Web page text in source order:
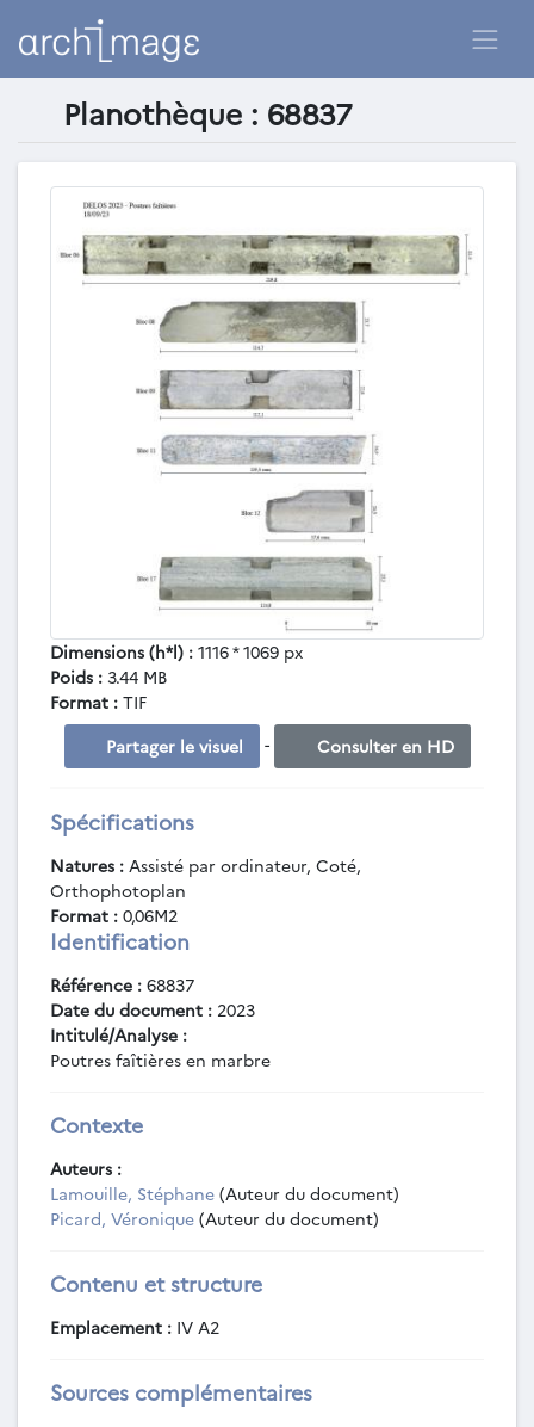
Planothèque : 68837
Dimensions (h*l) : 1116 * 1069 px
Poids : 3.44 MB
Format : TIF
Partager le visuel
- Consulter en HD
Spécifications
Natures : Assisté par ordinateur, Coté,
Orthophotoplan
Format : 0,06M2
Identification
Référence : 68837
Date du document : 2023
Intitulé/Analyse :
Poutres faîtières en marbre
Contexte
Auteurs :
Lamouille, Stéphane (Auteur du document)
Picard, Véronique (Auteur du document)
Contenu et structure
Emplacement : IV A2
Sources complémentaires